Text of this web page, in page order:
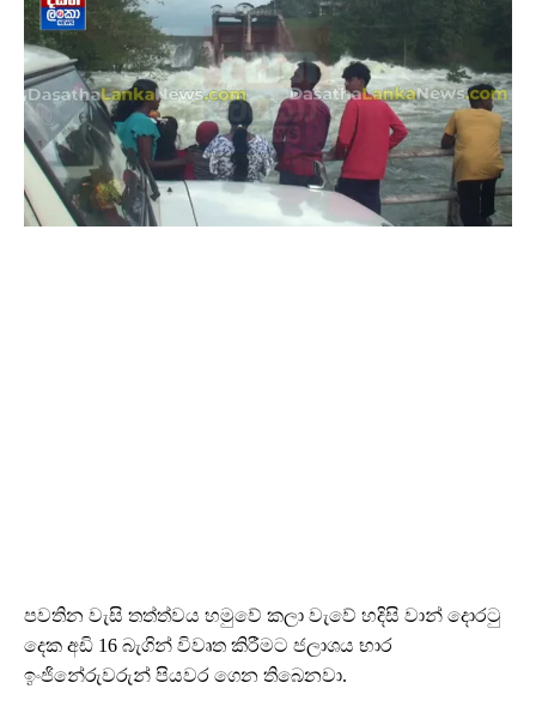
පවතින වැසි තත්ත්වය හමුවේ කලා වැවේ හදිසි වාන් දොරටු
දෙක අඩි 16 බැගින් විවෘත කිරීමට ජලාශය භාර
ඉංජිනේරුවරුන් පියවර ගෙන තිබෙනවා.